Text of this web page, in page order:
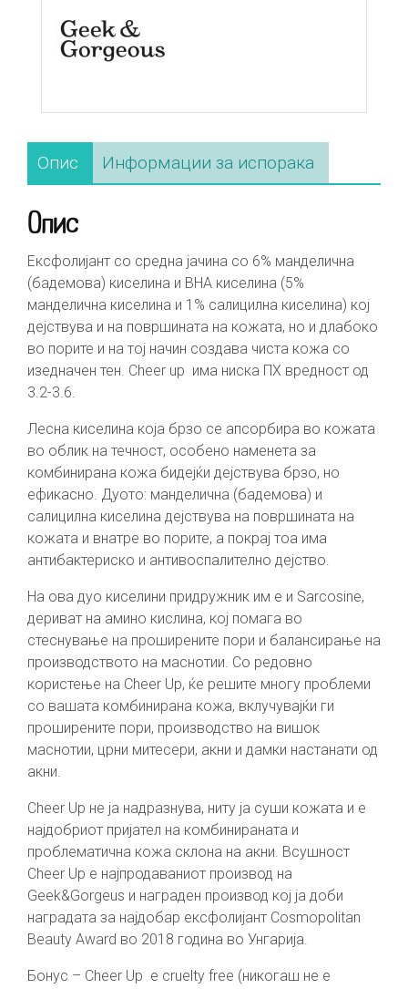
Опис Информации за испорака
Опис
Ексфолијант со средна јачина со 6% манделична
(бадемова) киселина и BHA киселина (5%
манделична киселина и 1% салицилна киселина) кој
дејствува и на површината на кожата, но и длабоко
во порите и на тој начин создава чиста кожа со
изедначен тен. Cheer up има ниска ПХ вредност од
3.2-3.6.
Лесна киселина која брзо се апсорбира во кожата
во облик на течност, особено наменета за
комбинирана кожа бидејќи дејствува брзо, но
ефикасно. Дуото: манделична (бадемова) и
салицилна киселина дејствува на површината на
кожата и внатре во порите, а покрај тоа има
антибактериско и антивоспалително дејство.
На ова дуо киселини придружник им е и Sarcosine,
дериват на амино кислина, кој помага во
стеснување на проширените пори и балансирање на
производството на маснотии. Со редовно
користење на Cheer Up, ќе решите многу проблеми
со вашата комбинирана кожа, вклучувајќи ги
проширените пори, производство на вишок
маснотии, црни митесери, акни и дамки настанати од
акни.
Cheer Up не ја надразнува, ниту ја суши кожата и е
најдобриот пријател на комбинираната и
проблематична кожа склона на акни. Всушност
Cheer Up е најпродаваниот производ на
Geek&Gorgeus и награден производ кој ја доби
наградата за најдобар ексфолијант Cosmopolitan
Beauty Award во 2018 година во Унгарија.
Бонус – Cheer Up е cruelty free (никогаш не е